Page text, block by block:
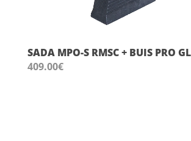
SADA MPO-S RMSC + BUIS PRO
409.00€